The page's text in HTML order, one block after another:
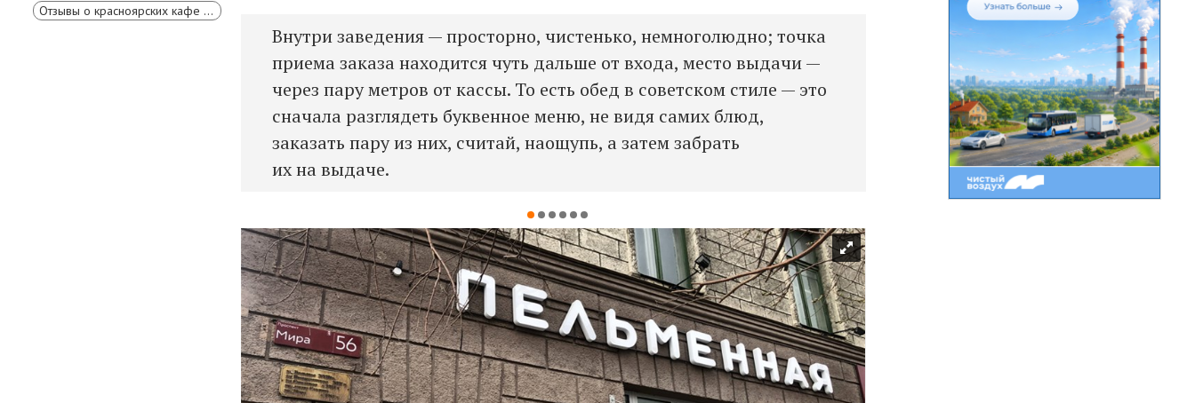
Отзывы о красноярских кафе и ресторанах
Внутри заведения — просторно, чистенько, немноголюдно; точка
приема заказа находится чуть дальше от входа, место выдачи —
через пару метров от кассы. То есть обед в советском стиле — это
сначала разглядеть буквенное меню, не видя самих блюд,
заказать пару из них, считай, наощупь, а затем забрать
их на выдаче.